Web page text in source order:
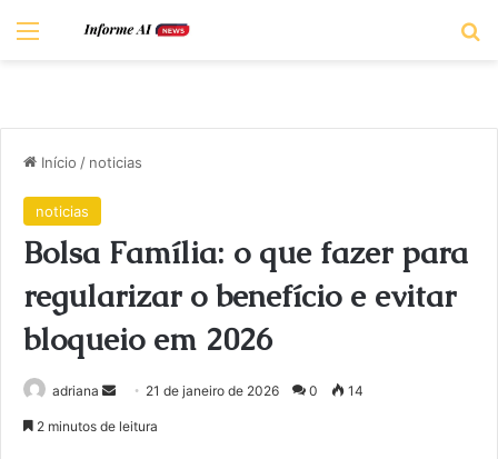
Menu
Início / noticias
noticias
Bolsa Família: o que fazer para
regularizar o benefício e evitar
bloqueio em 2026
adriana
Mande21 de janeiro de 2026 0 14
2 minutos de leitura